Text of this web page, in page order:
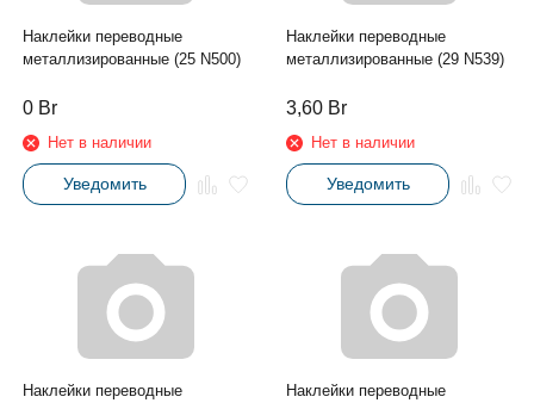
Наклейки переводные
металлизированные (25 N500)
0 Br
Нет в наличии
Уведомить
Наклейки переводные
металлизированные (29 N539)
3,60 Br
Нет в наличии
Уведомить
Наклейки переводные
Наклейки переводные